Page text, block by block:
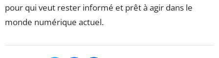
pour qui veut rester informé et prêt à agir dans le
monde numérique actuel.